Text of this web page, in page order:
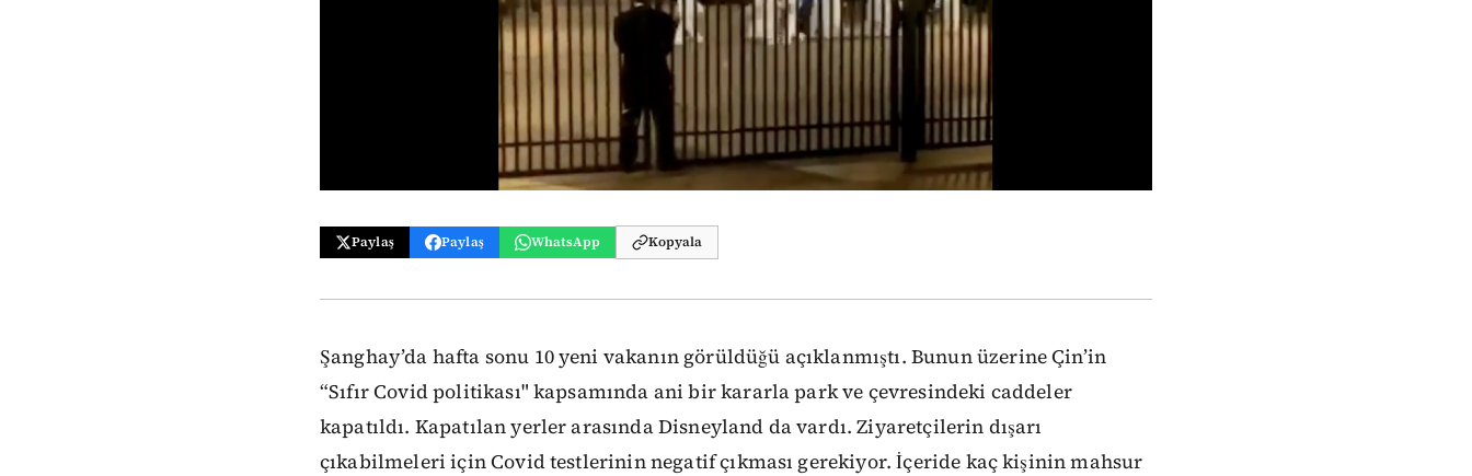
Paylaş Paylaş WhatsApp Kopyala
Şanghay’da hafta sonu 10 yeni vakanın görüldüğü açıklanmıştı. Bunun üzerine Çin’in
“Sıfır Covid politikası" kapsamında ani bir kararla park ve çevresindeki caddeler
kapatıldı. Kapatılan yerler arasında Disneyland da vardı. Ziyaretçilerin dışarı
çıkabilmeleri için Covid testlerinin negatif çıkması gerekiyor. İçeride kaç kişinin mahsur